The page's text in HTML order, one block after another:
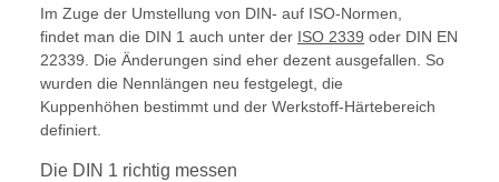
Im Zuge der Umstellung von DIN- auf ISO-Normen,
findet man die DIN 1 auch unter der ISO 2339 oder DIN EN
22339. Die Änderungen sind eher dezent ausgefallen. So
wurden die Nennlängen neu festgelegt, die
Kuppenhöhen bestimmt und der Werkstoff-Härtebereich
definiert.
Die DIN 1 richtig messen